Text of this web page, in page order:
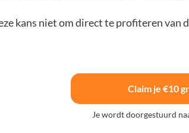
kans niet om direct te profiteren van
Claim je €10
Je wordt doorgestuurd